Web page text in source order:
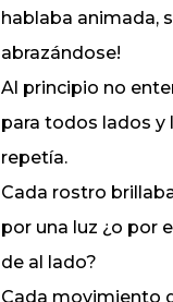
hablaba animada,
abrazándose!
Al principio no
para todos lados y
repetía.
Cada rostro
por una luz ¿o por
de al lado?
Cada movimiento